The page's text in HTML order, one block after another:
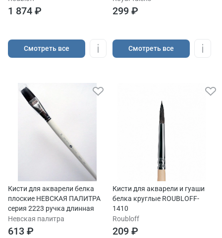
1 874 ₽
Cмотреть все
299 ₽
Cмотреть все
Кисти для акварели белка
плоские НЕВСКАЯ ПАЛИТРА
серия 2223 ручка длинная
Невская палитра
613 ₽
Кисти для акварели и гуаши
белка круглые ROUBLOFF-
1410
Roubloff
209 ₽